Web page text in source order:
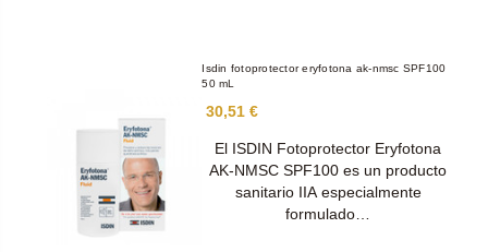
Isdin fotoprotector eryfotona ak-nmsc SPF100
50 mL
30,51 €
El ISDIN Fotoprotector Eryfotona
AK-NMSC SPF100 es un producto
sanitario IIA especialmente
formulado…